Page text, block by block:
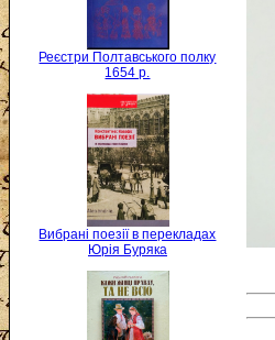
Реєстри Полтавського полку
1654 р.
Вибрані поезії в перекладах
Юрія Буряка